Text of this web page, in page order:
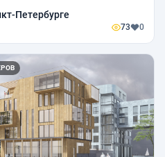
Петербурге
73 0